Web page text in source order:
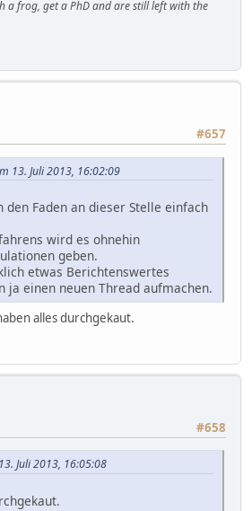
a frog, get a PhD and are still left with the
#657
13. Juli 2013, 16:02:09
den Faden an dieser Stelle einfach
wird es ohnehin
geben.
etwas Berichtenswertes
ja einen neuen Thread aufmachen.
alles durchgekaut.
#658
Juli 2013, 16:05:08